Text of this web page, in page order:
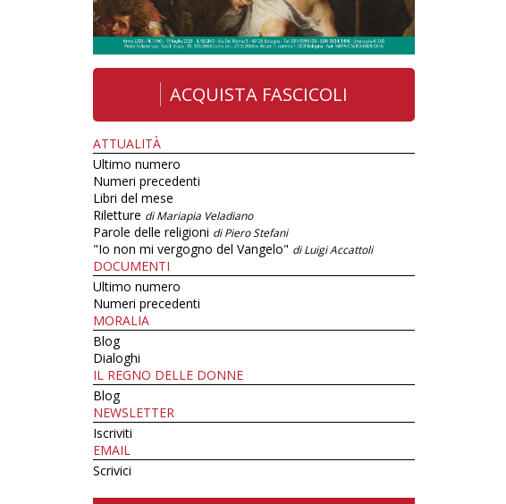
ACQUISTA FASCICOLI
ATTUALITÀ
Ultimo numero
Numeri precedenti
Libri del mese
Riletture di Mariapia Veladiano
Parole delle religioni di Piero Stefani
"Io non mi vergogno del Vangelo" di Luigi Accattoli
DOCUMENTI
Ultimo numero
Numeri precedenti
MORALIA
Blog
Dialoghi
IL REGNO DELLE DONNE
Blog
NEWSLETTER
Iscriviti
EMAIL
Scrivici